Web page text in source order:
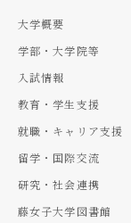
大学概要
学部・大学院等
入試情報
教育・学生支援
就職・キャリア支援
留学・国際交流
研究・社会連携
藤女子大学図書館